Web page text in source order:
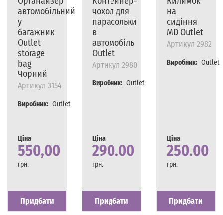
автомобільний
у
багажник
Outlet
storage
bag
Чорний
Артикул 3154
Виробник: Outlet
Ціна
550,00
грн.
Наявність
Є в наявності
Придбати
чохол для
парасольки
в
автомобіль
Outlet
Артикул 2980
Виробник: Outlet
Ціна
290.00
грн.
Наявність
Є в наявності
Придбати
на
сидіння
MD Outlet
Артикул 2982
Виробник: Outlet
Ціна
250.00
грн.
Наявність
Є в наявності
Придбати